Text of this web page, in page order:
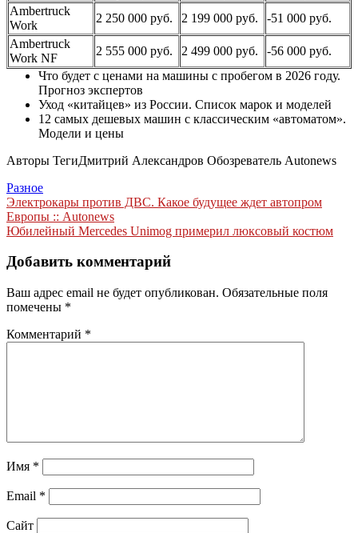
Ambertruck
Work
2 250 000 руб. 2 199 000 руб.
-51 000 руб.
Ambertruck
Work NF
2 555 000 руб. 2 499 000 руб.
-56 000 руб.
Что будет с ценами на машины с пробегом в 2026 году.
Прогноз экспертов
Уход «китайцев» из России. Список марок и моделей
12 самых дешевых машин с классическим «автоматом».
Модели и цены
Авторы ТегиДмитрий Александров Обозреватель Autonews
Разное
Навигация
по
Электрокары против ДВС. Какое будущее ждет автопром
Европы :: Autonews
Юбилейный Mercedes Unimog примерил люксовый костюм
Добавить комментарий
Ваш адрес email не будет опубликован. Обязательные поля
помечены *
Комментарий *
Имя *
Email *
Сайт